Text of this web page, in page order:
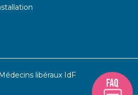
libéraux IdF